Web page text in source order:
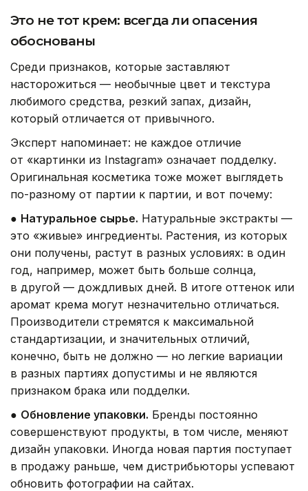
Это не тот крем: всегда ли опасения
обоснованы
Среди признаков, которые заставляют
насторожиться — необычные цвет и текстура
любимого средства, резкий запах, дизайн,
который отличается от привычного.
Эксперт напоминает: не каждое отличие
от «картинки из Instagram» означает подделку.
Оригинальная косметика тоже может выглядеть
по-разному от партии к партии, и вот почему:
● Натуральное сырье. Натуральные экстракты —
это «живые» ингредиенты. Растения, из которых
они получены, растут в разных условиях: в один
год, например, может быть больше солнца,
в другой — дождливых дней. В итоге оттенок или
аромат крема могут незначительно отличаться.
Производители стремятся к максимальной
стандартизации, и значительных отличий,
конечно, быть не должно — но легкие вариации
в разных партиях допустимы и не являются
признаком брака или подделки.
● Обновление упаковки. Бренды постоянно
совершенствуют продукты, в том числе, меняют
дизайн упаковки. Иногда новая партия поступает
в продажу раньше, чем дистрибьюторы успевают
обновить фотографии на сайтах.